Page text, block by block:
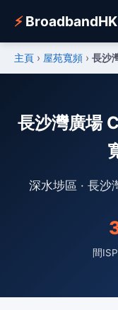
⚡BroadbandHK
主頁 › 屋苑寬頻 › 長沙
長沙灣廣場
深水埗區 · 長
間